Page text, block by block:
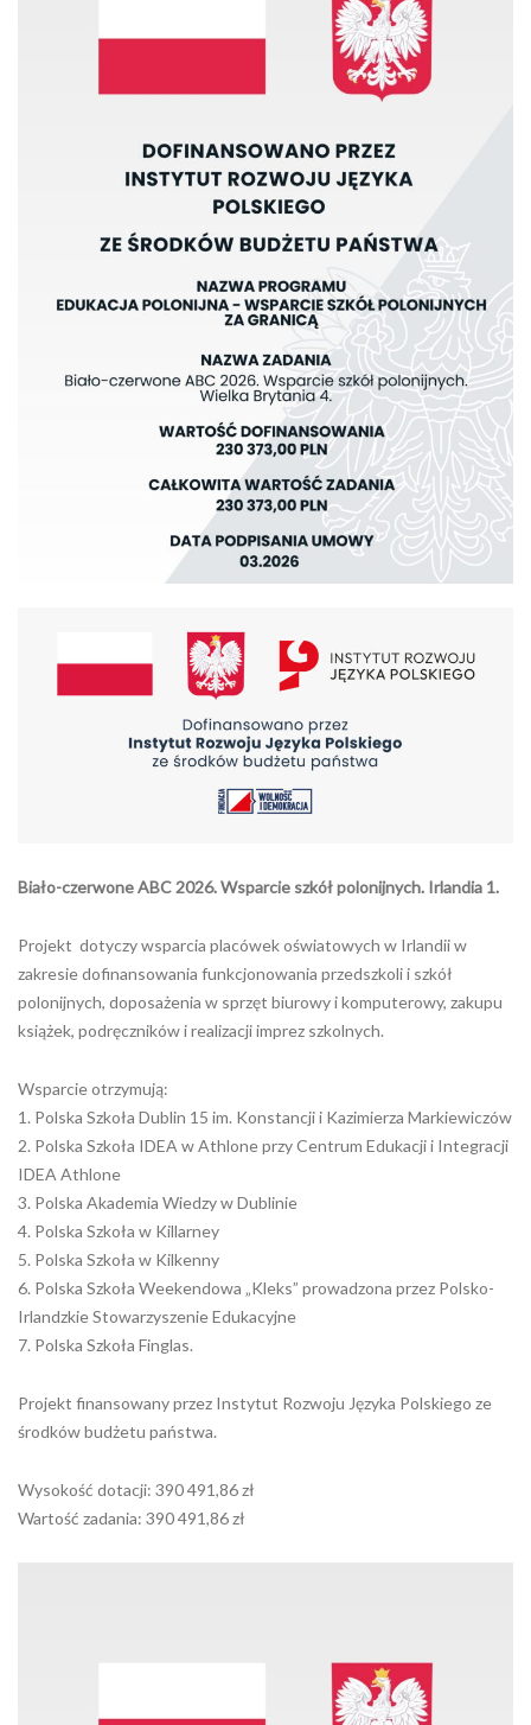
Biało-czerwone ABC 2026. Wsparcie szkół polonijnych. Irlandia 1.
Projekt dotyczy wsparcia placówek oświatowych w Irlandii w
zakresie dofinansowania funkcjonowania przedszkoli i szkół
polonijnych, doposażenia w sprzęt biurowy i komputerowy, zakupu
książek, podręczników i realizacji imprez szkolnych.
Wsparcie otrzymują:
1. Polska Szkoła Dublin 15 im. Konstancji i Kazimierza Markiewiczów
2. Polska Szkoła IDEA w Athlone przy Centrum Edukacji i Integracji
IDEA Athlone
3. Polska Akademia Wiedzy w Dublinie
4. Polska Szkoła w Killarney
5. Polska Szkoła w Kilkenny
6. Polska Szkoła Weekendowa „Kleks” prowadzona przez Polsko-
Irlandzkie Stowarzyszenie Edukacyjne
7. Polska Szkoła Finglas.
Projekt finansowany przez Instytut Rozwoju Języka Polskiego ze
środków budżetu państwa.
Wysokość dotacji: 390 491,86 zł
Wartość zadania: 390 491,86 zł